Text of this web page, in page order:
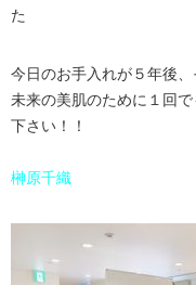
た
今日のお手入れが５年後
未来の美肌のために１回
下さい！！
榊原千織